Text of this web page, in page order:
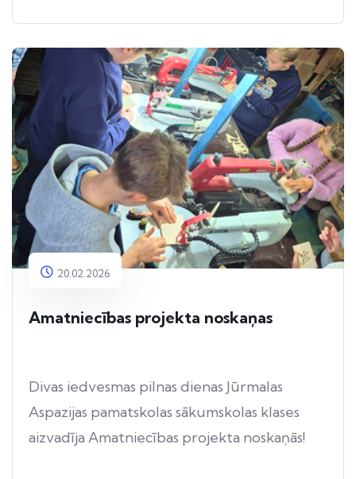
20.02.2026
Amatniecības projekta noskaņas
Divas iedvesmas pilnas dienas Jūrmalas
Aspazijas pamatskolas sākumskolas klases
aizvadīja Amatniecības projekta noskaņās!